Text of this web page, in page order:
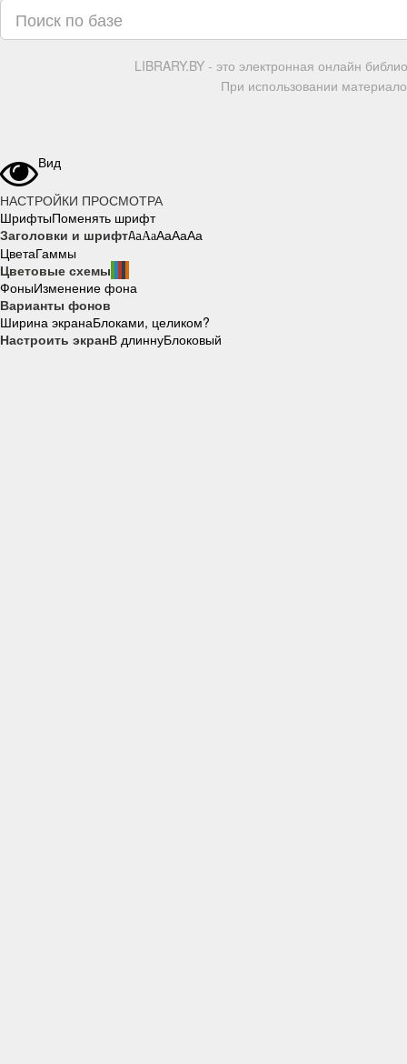
LIBRARY.BY - это электронная онлайн
При использовании
Вид
НАСТРОЙКИ ПРОСМОТРА
ШрифтыПоменять шрифт
Заголовки и шрифтAaAaAaAaAa
ЦветаГаммы
Цветовые схемы
ФоныИзменение фона
Варианты фонов
Ширина экранаБлоками, целиком?
Настроить экранВ длиннуБлоковый